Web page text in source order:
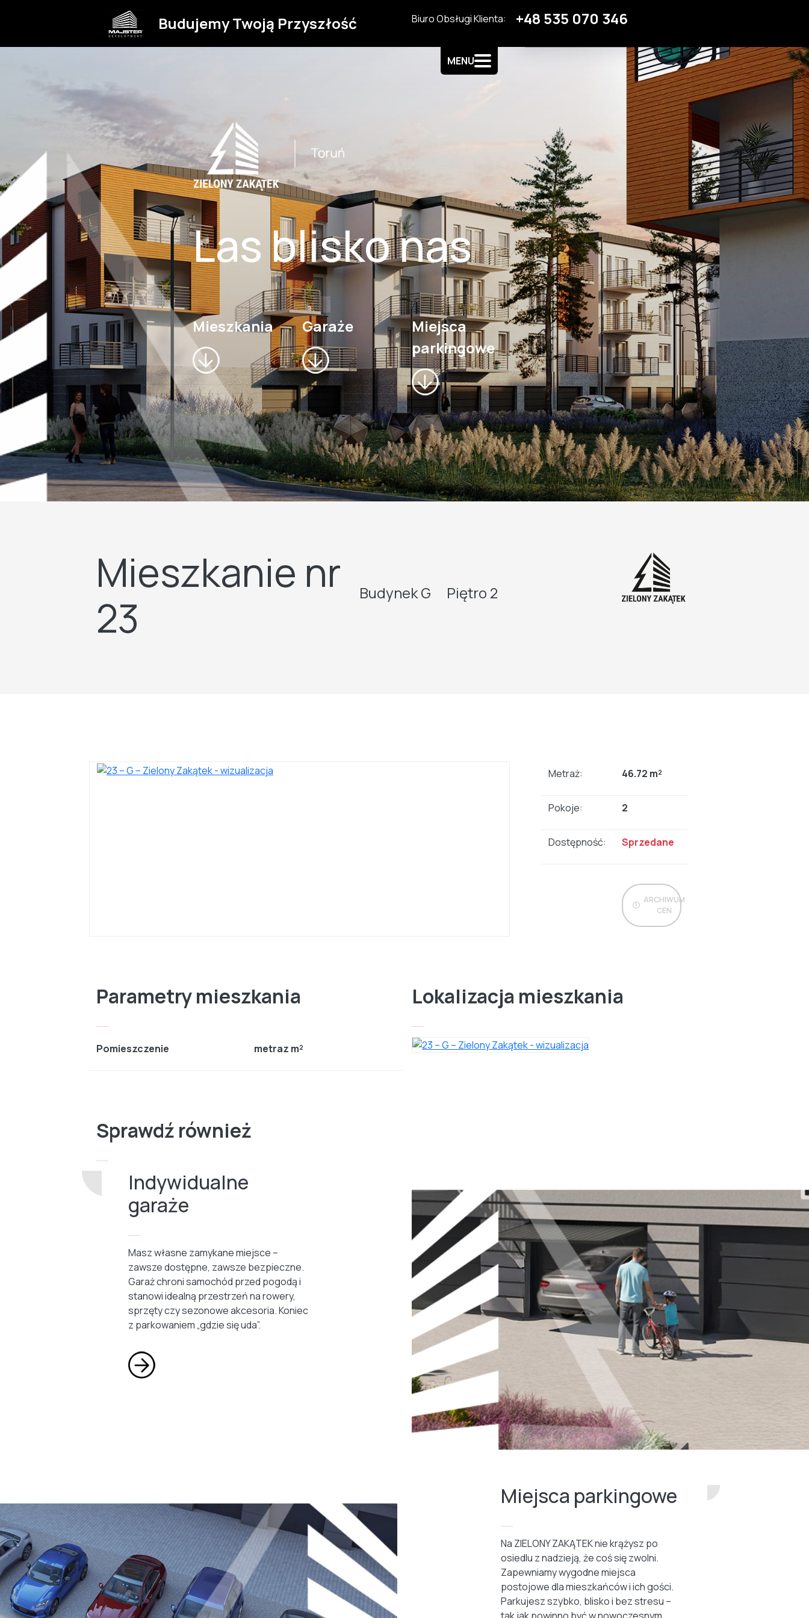
Budujemy Twoją Przyszłość Biuro Obsługi Klienta: +48 535 070 346
MENU
Strefa klienta
Las blisko nas
Mieszkania Garaże
Miejsca
parkingowe
Mieszkanie nr
23
Budynek G Piętro 2
Metraż: 46.72 m²
Pokoje: 2
Dostępność: Sprzedane
ARCHIWUM
CEN
Parametry mieszkania
Pomieszczenie metraz m²
Lokalizacja mieszkania
Sprawdź również
Indywidualne
garaże
Masz własne zamykane miejsce –
zawsze dostępne, zawsze bezpieczne.
Garaż chroni samochód przed pogodą i
stanowi idealną przestrzeń na rowery,
sprzęty czy sezonowe akcesoria. Koniec
z parkowaniem „gdzie się uda”.
Miejsca parkingowe
Na ZIELONY ZAKĄTEK nie krążysz po
osiedlu z nadzieją, że coś się zwolni.
Zapewniamy wygodne miejsca
postojowe dla mieszkańców i ich gości.
Parkujesz szybko, blisko i bez stresu –